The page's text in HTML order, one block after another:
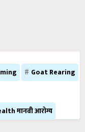
Goat Rearing
मानवी आरोग्य